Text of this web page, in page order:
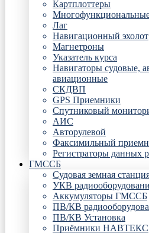
Картплоттеры
Лаг
Навигационный эхолот
Магнетроны
Указатель курса
Навигаторы судовые,
авиационные
СКДВП
GPS Приемники
Спутниковый
АИС
Авторулевой
Факсимильный
Регистраторы данных
ГМССБ
Судовая земная
УКВ
Аккумуляторы ГМССБ
ПВ/КВ
ПВ/КВ Установка
Приёмники НАВТЕКС